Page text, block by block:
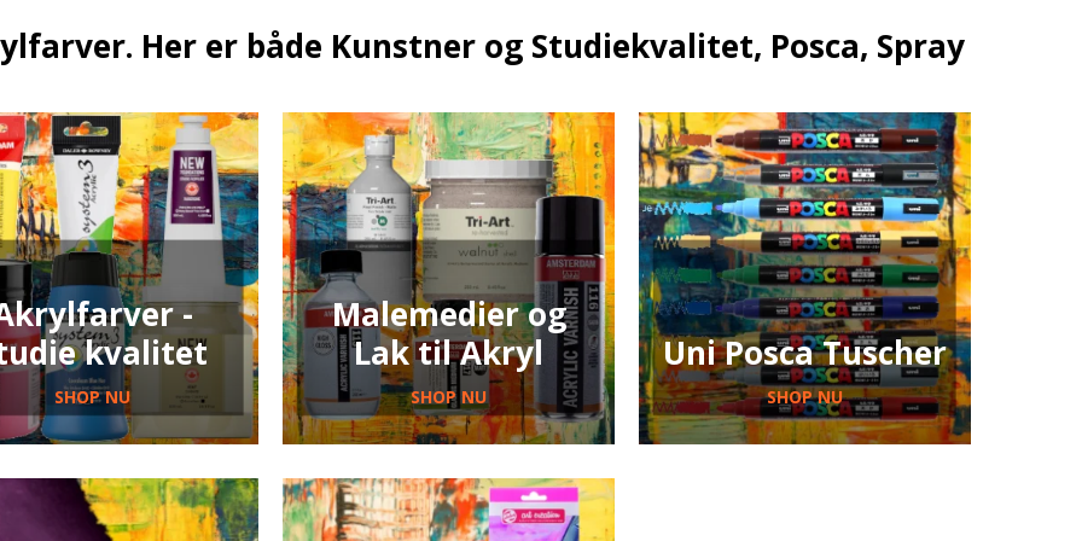
Her er både Kunstner og Studiekvalitet, Posca, Spray
-
kvalitet
SHOP NU
Malemedier og
Lak til Akryl
SHOP NU
Uni Posca Tuscher
SHOP NU